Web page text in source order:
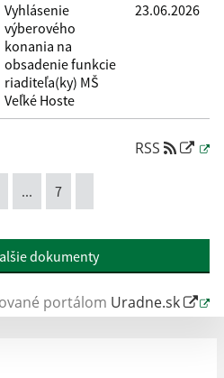
Vyhlásenie
výberového
konania na
obsadenie funkcie
riaditeľa(ky) MŠ
Veľké Hoste
23.06.2026
RSS
... 7
dokumenty
portálom Uradne.sk